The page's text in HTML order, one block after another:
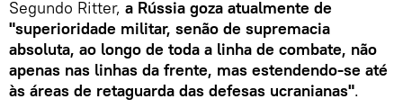
Segundo Ritter, a Rússia goza atualmente de
"superioridade militar, senão de supremacia
absoluta, ao longo de toda a linha de combate, não
apenas nas linhas da frente, mas estendendo-se até
às áreas de retaguarda das defesas ucranianas".